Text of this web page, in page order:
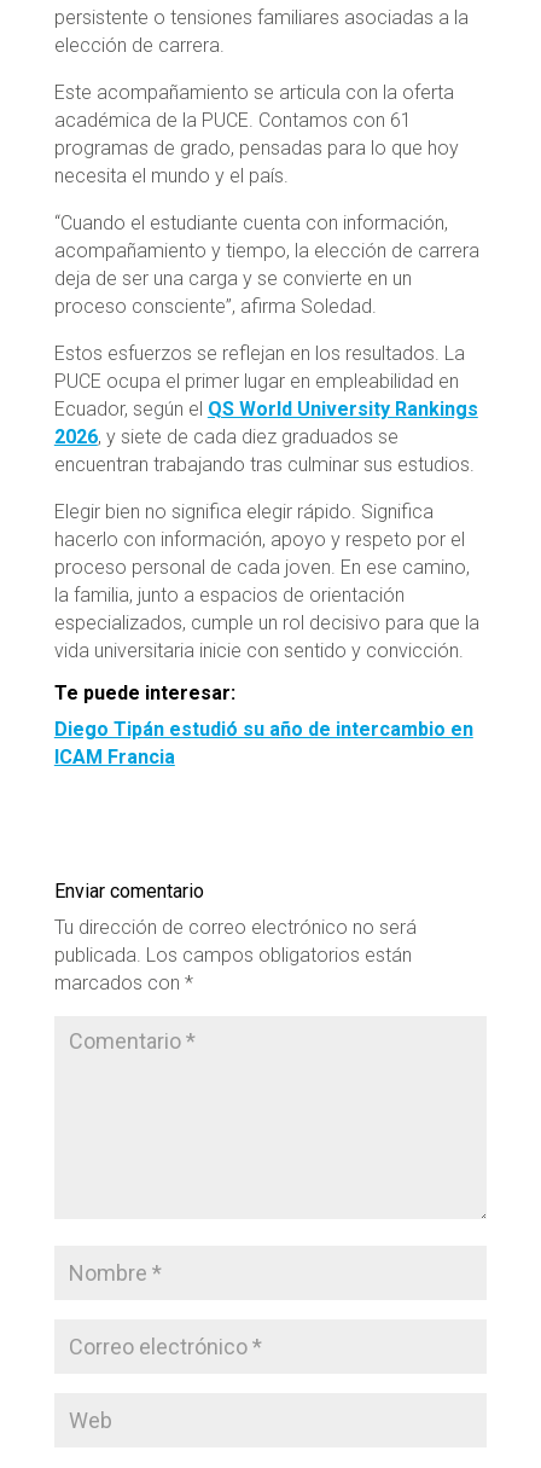
persistente o tensiones familiares asociadas a la
elección de carrera.
Este acompañamiento se articula con la oferta
académica de la PUCE. Contamos con 61
programas de grado, pensadas para lo que hoy
necesita el mundo y el país.
“Cuando el estudiante cuenta con información,
acompañamiento y tiempo, la elección de carrera
deja de ser una carga y se convierte en un
proceso consciente”, afirma Soledad.
Estos esfuerzos se reflejan en los resultados. La
PUCE ocupa el primer lugar en empleabilidad en
Ecuador, según el QS World University Rankings
2026, y siete de cada diez graduados se
encuentran trabajando tras culminar sus estudios.
Elegir bien no significa elegir rápido. Significa
hacerlo con información, apoyo y respeto por el
proceso personal de cada joven. En ese camino,
la familia, junto a espacios de orientación
especializados, cumple un rol decisivo para que la
vida universitaria inicie con sentido y convicción.
Te puede interesar:
Diego Tipán estudió su año de intercambio en
ICAM Francia
Enviar comentario
Tu dirección de correo electrónico no será
publicada. Los campos obligatorios están
marcados con *